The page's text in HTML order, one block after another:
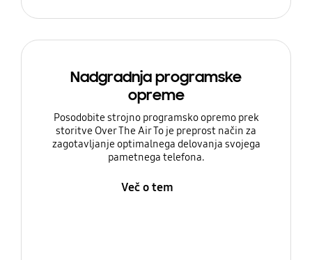
Nadgradnja programske
opreme
Posodobite strojno programsko opremo prek
storitve Over The Air To je preprost način za
zagotavljanje optimalnega delovanja svojega
pametnega telefona.
Več o tem